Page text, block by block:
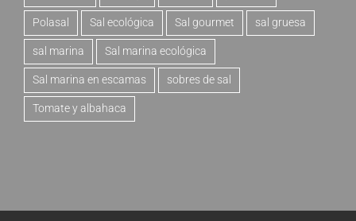
Polasal Sal ecológica Sal gourmet sal gruesa
sal marina Sal marina ecológica
Sal marina en escamas sobres de sal
Tomate y albahaca